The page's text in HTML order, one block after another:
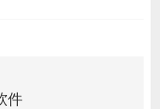
件